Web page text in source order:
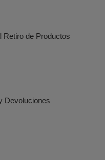
Retiro de Productos
Devoluciones